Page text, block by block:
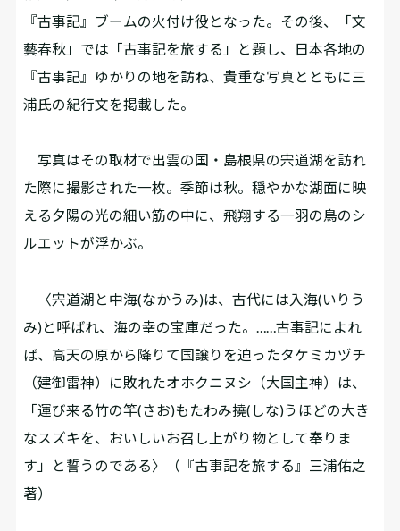
『古事記』ブームの火付け役となった。その後、「文
藝春秋」では「古事記を旅する」と題し、日本各地の
『古事記』ゆかりの地を訪ね、貴重な写真とともに三
浦氏の紀行文を掲載した。
写真はその取材で出雲の国・島根県の宍道湖を訪れ
た際に撮影された一枚。季節は秋。穏やかな湖面に映
える夕陽の光の細い筋の中に、飛翔する一羽の鳥のシ
ルエットが浮かぶ。
〈宍道湖と中海(なかうみ)は、古代には入海(いりう
み)と呼ばれ、海の幸の宝庫だった。……古事記によれ
ば、高天の原から降りて国譲りを迫ったタケミカヅチ
（建御雷神）に敗れたオホクニヌシ（大国主神）は、
「運び来る竹の竿(さお)もたわみ撓(しな)うほどの大き
なスズキを、おいしいお召し上がり物として奉りま
す」と誓うのである〉（『古事記を旅する』三浦佑之
著）